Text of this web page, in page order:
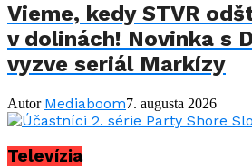
Vieme, kedy STVR
v dolinách! Novinka s
vyzve seriál Markízy
Autor Mediaboom7. augusta 2026
Televízia